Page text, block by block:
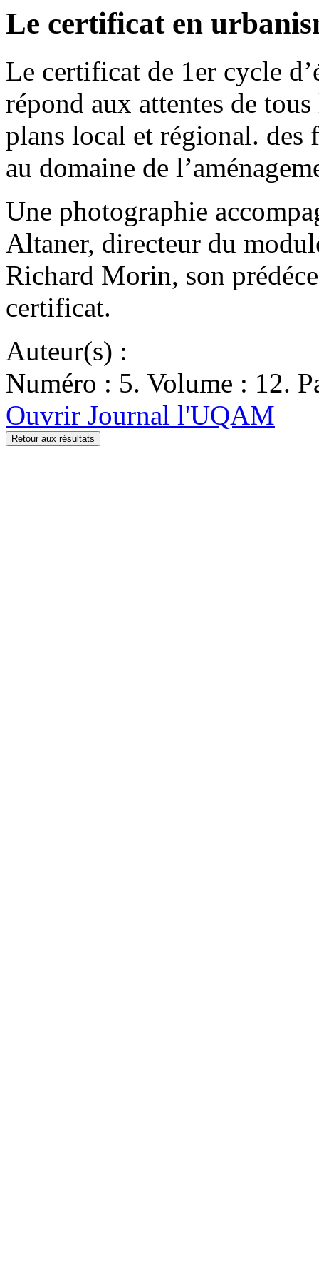
Le certificat en
Le certificat de 1er cycle
répond aux attentes de
plans local et régional. des
au domaine de
Une photographie
Altaner, directeur du
Richard Morin, son
certificat.
Auteur(s) :
Numéro : 5. Volume : 12.
Ouvrir Journal l'UQAM
Retour aux résultats